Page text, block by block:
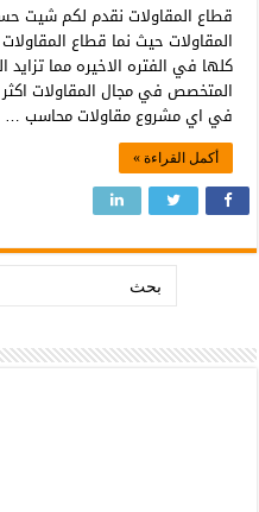
قطاع المقاولات نقدم لكم شيت
المقاولات حيث نما قطاع
كلها في الفتره الاخيره مما
المتخصص في مجال المقاولات
في اي مشروع مقاولات محاسب …
أكمل القراءة »
بحث: